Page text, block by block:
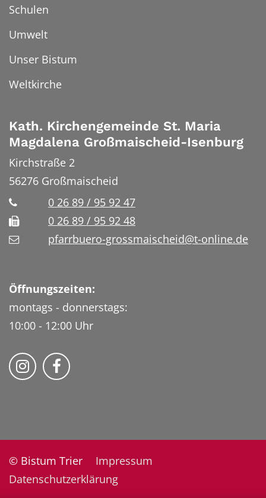
Schulen
Umwelt
Unser Bistum
Weltkirche
Kath. Kirchengemeinde St. Maria
Magdalena Großmaischeid-Isenburg
Kirchstraße 2
56276 Großmaischeid
0 26 89 / 95 92 47
0 26 89 / 95 92 48
pfarrbuero-grossmaischeid@t-online.de
Öffnungszeiten:
montags - donnerstags:
10:00 - 12:00 Uhr
Folge uns auf Instragram
Fogle uns auf Facebook
© Bistum Trier
Impressum
Datenschutzerklärung